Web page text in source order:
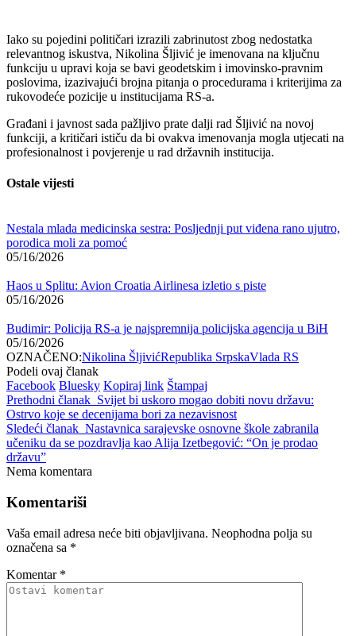
Iako su pojedini političari izrazili zabrinutost zbog nedostatka
relevantnog iskustva, Nikolina Šljivić je imenovana na ključnu
funkciju u upravi koja se bavi geodetskim i imovinsko-pravnim
poslovima, izazivajući brojna pitanja o procedurama i kriterijima za
rukovodeće pozicije u institucijama RS-a.
Građani i javnost sada pažljivo prate dalji rad Šljivić na novoj
funkciji, a kritičari ističu da bi ovakva imenovanja mogla utjecati na
profesionalnost i povjerenje u rad državnih institucija.
Ostale vijesti
Nestala mlada medicinska sestra: Posljednji put viđena rano ujutro,
porodica moli za pomoć
05/16/2026
Haos u Splitu: Avion Croatia Airlinesa izletio s piste
05/16/2026
Budimir: Policija RS-a je najspremnija policijska agencija u BiH
05/16/2026
OZNAČENO:Nikolina ŠljivićRepublika SrpskaVlada RS
Podeli ovaj članak
Facebook Bluesky Kopiraj link Štampaj
Prethodni članak Svijet bi uskoro mogao dobiti novu državu:
Ostrvo koje se decenijama bori za nezavisnost
Sledeći članak Nastavnica sarajevske osnovne škole zabranila
učeniku da se pozdravlja kao Alija Izetbegović: “On je prodao
državu”
Nema komentara
Komentariši
Vaša email adresa neće biti objavljivana. Neophodna polja su
označena sa *
Komentar *